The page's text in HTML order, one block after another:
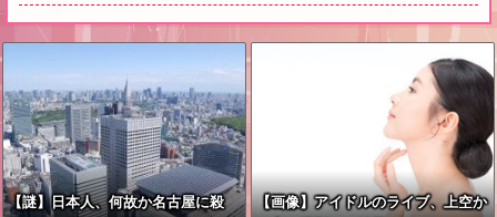
【謎】日本人、何故か名古屋に殺
【画像】アイドルのライブ、上空か